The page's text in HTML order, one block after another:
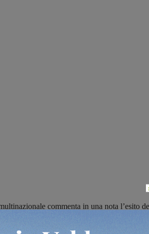
commenta in una nota l’esito
Mise, spiegando che resta comunque aperto
se ci saranno, progetti di